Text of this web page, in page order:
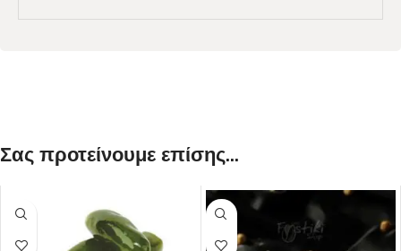
Σας προτείνουμε επίσης...